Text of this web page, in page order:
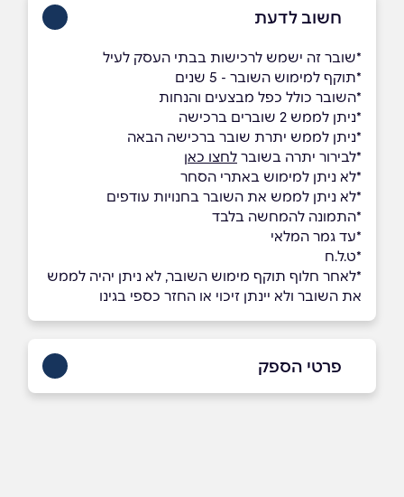
חשוב לדעת
*שובר זה ישמש לרכישות בבתי העסק לעיל
*תוקף למימוש השובר - 5 שנים
*השובר כולל כפל מבצעים והנחות
*ניתן לממש 2 שוברים ברכישה
*ניתן לממש יתרת שובר ברכישה הבאה
*לבירור יתרה בשובר לחצו כאן
*לא ניתן למימוש באתרי הסחר
*לא ניתן לממש את השובר בחנויות עודפים
*התמונה להמחשה בלבד
*עד גמר המלאי
*ט.ל.ח
*לאחר חלוף תוקף מימוש השובר, לא ניתן יהיה לממש
את השובר ולא יינתן זיכוי או החזר כספי בגינו
פרטי הספק